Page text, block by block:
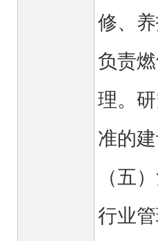
修、
负责
理。
准的
（五
行业